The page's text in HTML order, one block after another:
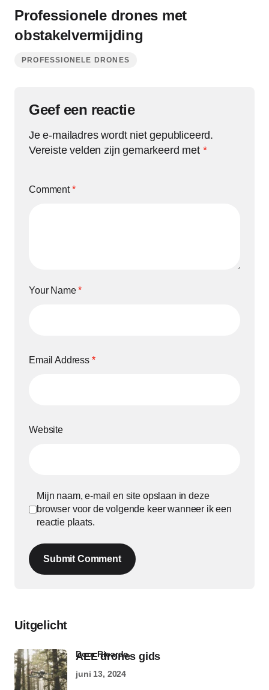
Professionele drones met
obstakelvermijding
PROFESSIONELE DRONES
Geef een reactie
Je e-mailadres wordt niet gepubliceerd.
Vereiste velden zijn gemarkeerd met *
Comment*
Your Name*
Email Address *
Website
Mijn naam, e-mail en site opslaan in deze
browser voor de volgende keer wanneer ik een
reactie plaats.
Submit Comment
Uitgelicht
AEE drones gids
door Ricardo
juni 13, 2024